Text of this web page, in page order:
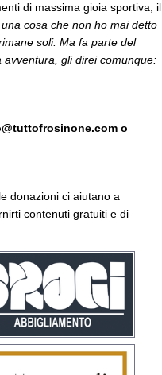
di massima gioia sportiva, il
cosa che non ho mai detto
soli. Ma fa parte del
gli direi comunque:
o
donazioni ci aiutano a
contenuti gratuiti e di